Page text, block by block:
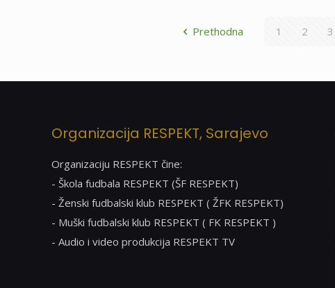
Prethodna 1 2 3
Organizacija RESPEKT, Sarajevo
Organizaciju RESPEKT čine:
- Škola fudbala RESPEKT (ŠF RESPEKT)
- Ženski fudbalski klub RESPEKT ( ŽFK RESPEKT)
- Muški fudbalski klub RESPEKT ( FK RESPEKT )
- Audio i video produkcija RESPEKT TV